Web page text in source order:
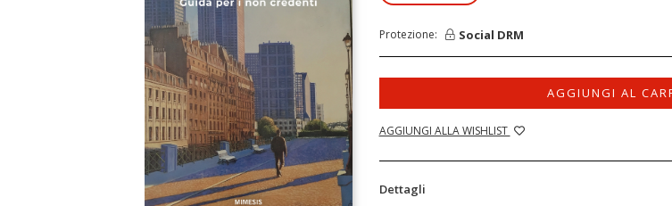
Protezione: Social DRM
AGGIUNGI AL
AGGIUNGI ALLA WISHLIST
Dettagli